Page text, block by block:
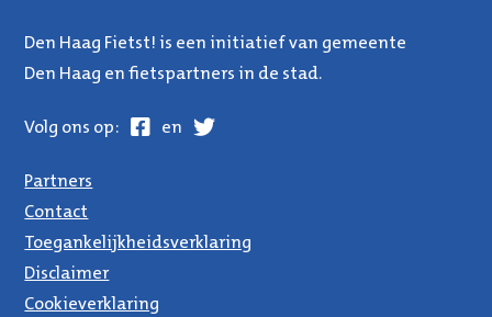
Den Haag Fietst! is een initiatief van gemeente
Den Haag en fietspartners in de stad.
Volg ons op: Facebook
en Twitter
Partners
Contact
Toegankelijkheidsverklaring
Disclaimer
Cookieverklaring